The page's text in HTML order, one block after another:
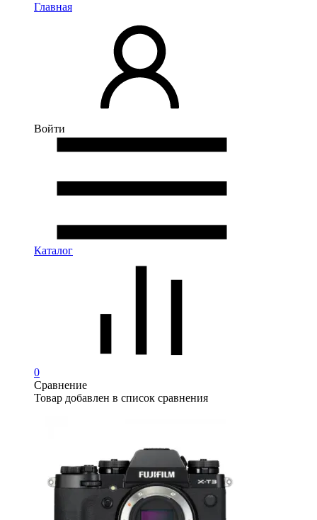
Главная
Войти
Каталог
0
Сравнение
Товар добавлен в список сравнения